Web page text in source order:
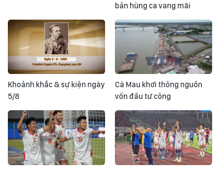
bản hùng ca vang mãi
Khoảnh khắc & sự kiện ngày
5/8
Cà Mau khơi thông nguồn
vốn đầu tư công